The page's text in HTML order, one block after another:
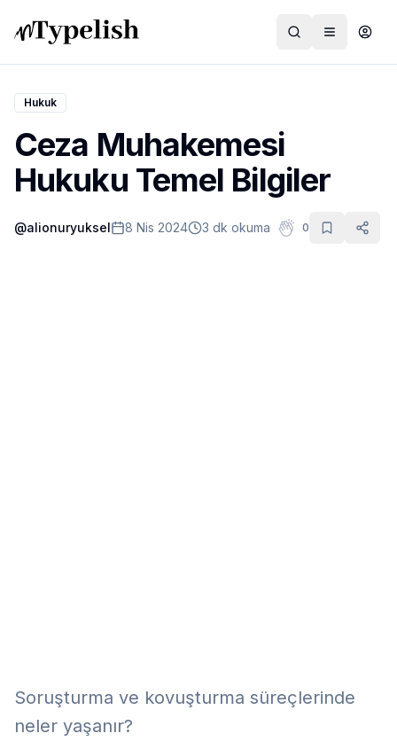
Dünya
Film ve Dizi
Kültür ve Sanat
Hukuk
Ceza Muhakemesi
Hukuku Temel Bilgiler
@alionuryuksel 8 Nis 2024 3 dk okuma 0
Soruşturma ve kovuşturma süreçlerinde
neler yaşanır?